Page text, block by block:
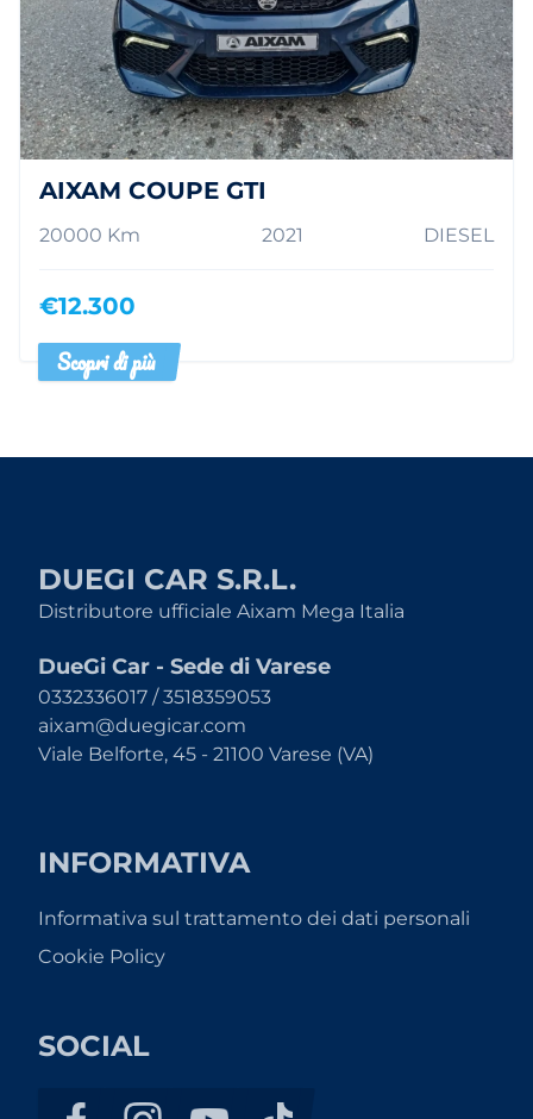
AIXAM COUPE GTI
20000 Km 2021 DIESEL
€12.300
Scopri di più
DUEGI CAR S.R.L.
Distributore ufficiale Aixam Mega Italia
DueGi Car - Sede di Varese
0332336017 / 3518359053
aixam@duegicar.com
Viale Belforte, 45 - 21100 Varese (VA)
INFORMATIVA
Informativa sul trattamento dei dati personali
Cookie Policy
SOCIAL